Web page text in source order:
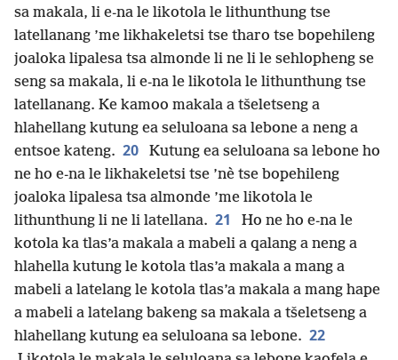
sa makala, li e-na le likotola le lithunthung tse
latellanang ’me likhakeletsi tse tharo tse bopehileng
joaloka lipalesa tsa almonde li ne li le sehlopheng se
seng sa makala, li e-na le likotola le lithunthung tse
latellanang. Ke kamoo makala a tšeletseng a
hlahellang kutung ea seluloana sa lebone a neng a
entsoe kateng. 20
Kutung ea seluloana sa lebone ho
ne ho e-na le likhakeletsi tse ’nè tse bopehileng
joaloka lipalesa tsa almonde ’me likotola le
lithunthung li ne li latellana. 21
Ho ne ho e-na le
kotola ka tlas’a makala a mabeli a qalang a neng a
hlahella kutung le kotola tlas’a makala a mang a
mabeli a latelang le kotola tlas’a makala a mang hape
a mabeli a latelang bakeng sa makala a tšeletseng a
hlahellang kutung ea seluloana sa lebone. 22